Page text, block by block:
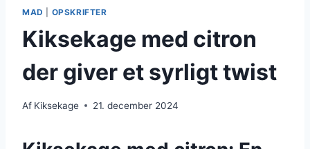
MAD OPSKRIFTER
Kiksekage med citron
der giver et syrligt twist
Af Kiksekage 21. december 2024